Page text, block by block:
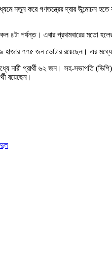
নতুন করে গণতন্ত্রের দ্বার উন্মোচন
পর্যন্ত। এবার প্রথমবারের মতো
হাজার ৭৭৫ জন ভোটার রয়েছেন। এর
নারী প্রার্থী ৬২ জন। সহ-সভাপতি
রয়েছেন।